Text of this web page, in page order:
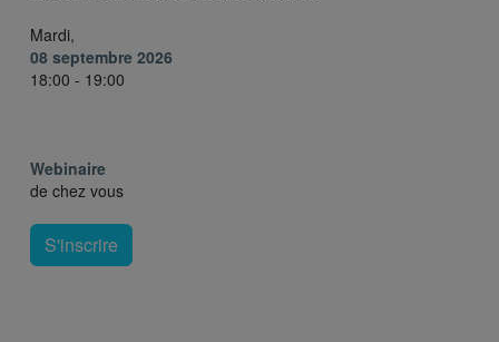
Mardi,
08 septembre 2026
18:00 - 19:00
Webinaire
de chez vous
S'inscrire